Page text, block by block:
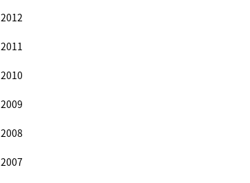
2012
2011
2010
2009
2008
2007